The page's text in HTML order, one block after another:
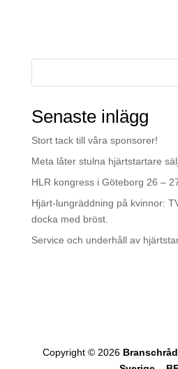
Senaste inlägg
Stort tack till våra sponsorer!
Meta låter stulna hjärtstartare
HLR kongress i Göteborg 26 –
Hjärt-lungräddning på kvinnor:
docka med bröst.
Service och underhåll av
Copyright © 2026